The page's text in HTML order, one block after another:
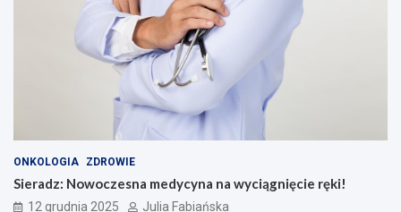
ONKOLOGIA ZDROWIE
Sieradz: Nowoczesna medycyna na wyciągnięcie ręki!
12 grudnia 2025 Julia Fabiańska